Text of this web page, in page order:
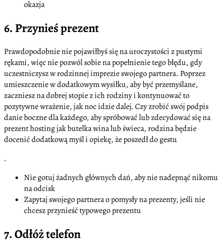
okazja
6. Przynieś prezent
Prawdopodobnie nie pojawiłbyś się na uroczystości z pustymi
rękami, więc nie pozwól sobie na popełnienie tego błędu, gdy
uczestniczysz w rodzinnej imprezie swojego partnera. Poprzez
umieszczenie w dodatkowym wysiłku, aby być przemyślane,
zaczniesz na dobrej stopie z ich rodziny i kontynuować to
pozytywne wrażenie, jak noc idzie dalej. Czy zrobić swój podpis
danie boczne dla każdego, aby spróbować lub zdecydować się na
prezent hosting jak butelka wina lub świeca, rodzina będzie
docenić dodatkową myśl i opiekę, że poszedł do gestu
.
Nie gotuj żadnych głównych dań, aby nie nadepnąć nikomu
na odcisk
Zapytaj swojego partnera o pomysły na prezenty, jeśli nie
chcesz przynieść typowego prezentu
7. Odłóż telefon